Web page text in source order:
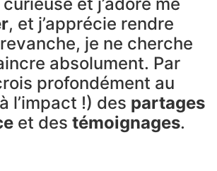
, et j’apprécie rendre
je ne cherche
absolument. Par
profondément au
l’impact !) des partages
et des témoignages.